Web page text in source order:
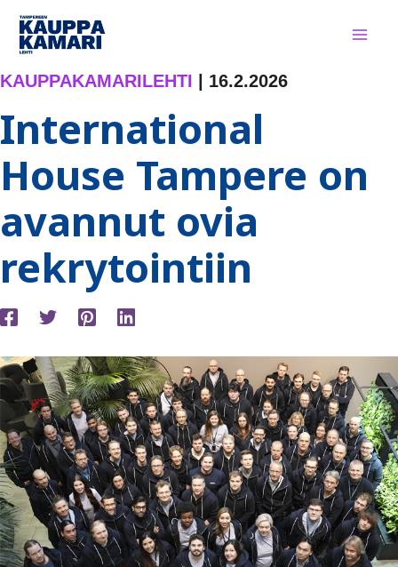
Siirry
sisältöön
KAUPPAKAMARILEHTI 16.2.2026
International
House Tampere on
avannut ovia
rekrytointiin